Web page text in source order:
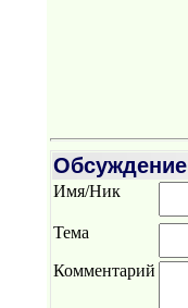
Обсуждение
Имя/Ник
Тема
Комментарий